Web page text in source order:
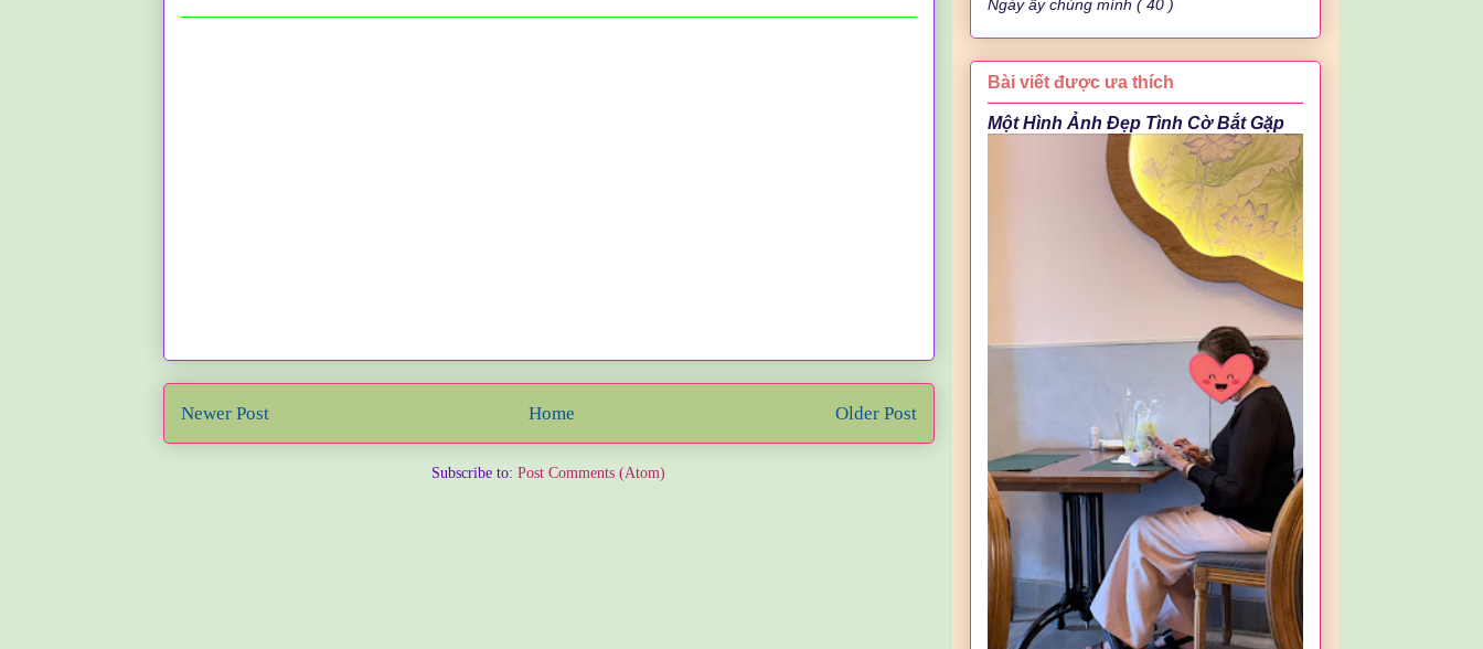
Newer Post Older Post
Home
Subscribe to: Post Comments (Atom)
Ngày ấy chúng mình ( 40 )
Bài viết được ưa thích
Một Hình Ảnh Đẹp Tình Cờ Bắt Gặp